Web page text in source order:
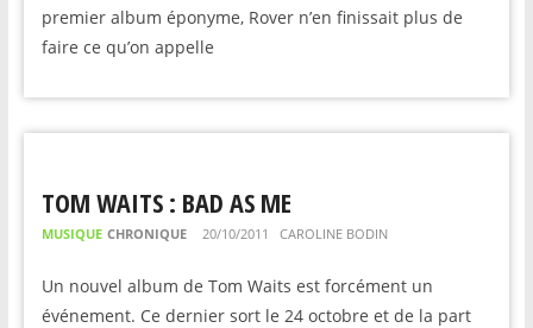
premier album éponyme, Rover n’en finissait plus de
faire ce qu’on appelle
TOM WAITS : BAD AS ME
MUSIQUE CHRONIQUE 20/10/2011 CAROLINE BODIN
Un nouvel album de Tom Waits est forcément un
événement. Ce dernier sort le 24 octobre et de la part